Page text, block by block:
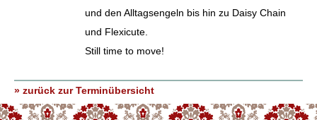
und den Alltagsengeln bis hin zu Daisy Chain
und Flexicute.
Still time to move!
» zurück zur Terminübersicht